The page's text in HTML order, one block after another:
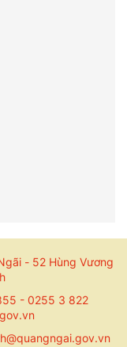
- 52 Hùng Vương
- 0255 3 822